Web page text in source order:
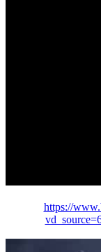
https://